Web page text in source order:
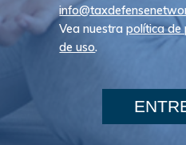
Vea nuestrapolítica de
de uso.